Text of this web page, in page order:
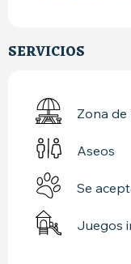
SERVICIOS
Zona de
Aseos
Se
Juegos